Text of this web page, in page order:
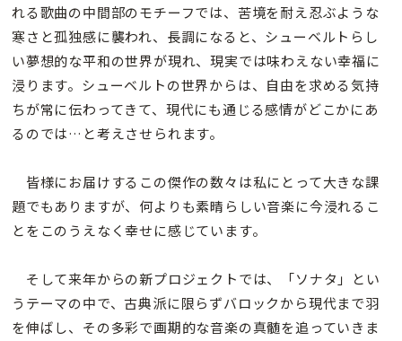
れる歌曲の中間部のモチーフでは、苦境を耐え忍ぶような
寒さと孤独感に襲われ、長調になると、シューベルトらし
い夢想的な平和の世界が現れ、現実では味わえない幸福に
浸ります。シューベルトの世界からは、自由を求める気持
ちが常に伝わってきて、現代にも通じる感情がどこかにあ
るのでは…と考えさせられます。
皆様にお届けするこの傑作の数々は私にとって大きな課
題でもありますが、何よりも素晴らしい音楽に今浸れるこ
とをこのうえなく幸せに感じています。
そして来年からの新プロジェクトでは、「ソナタ」とい
うテーマの中で、古典派に限らずバロックから現代まで羽
を伸ばし、その多彩で画期的な音楽の真髄を追っていきま